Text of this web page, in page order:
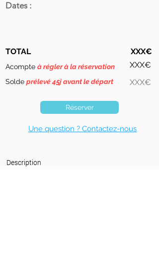
Dates :
TOTAL
Acompte à régler à la réservation
Solde prélevé 45j avant le départ
XXX€
XXX€
XXX€
Réserver
Une question ? Contactez-nous
Description